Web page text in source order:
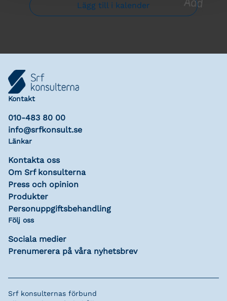
Lägg till i kalender
Kontakt
010-483 80 00
info@srfkonsult.se
Länkar
Kontakta oss
Om Srf konsulterna
Press och opinion
Produkter
Personuppgiftsbehandling
Följ oss
Sociala medier
Prenumerera på våra nyhetsbrev
Srf konsulternas förbund